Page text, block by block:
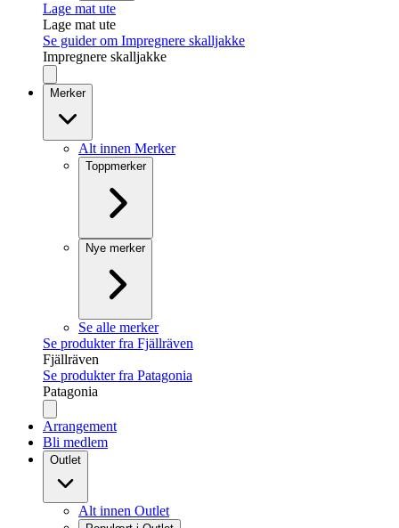
Lage mat ute
Lage mat ute
Se guider om Impregnere skalljakke
Impregnere skalljakke
Merker
Alt innen Merker
Toppmerker
Nye merker
Se alle merker
Se produkter fra Fjällräven
Fjällräven
Se produkter fra Patagonia
Patagonia
Arrangement
Bli medlem
Outlet
Alt innen Outlet